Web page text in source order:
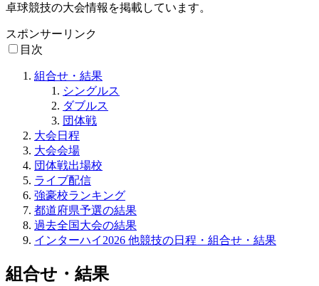
卓球競技の大会情報を掲載しています。
スポンサーリンク
目次
組合せ・結果
シングルス
ダブルス
団体戦
大会日程
大会会場
団体戦出場校
ライブ配信
強豪校ランキング
都道府県予選の結果
過去全国大会の結果
インターハイ2026 他競技の日程・組合せ・結果
組合せ・結果